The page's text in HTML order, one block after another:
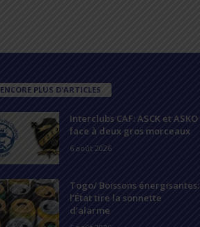
ENCORE PLUS D'ARTICLES
Interclubs CAF: ASCK et ASKO
face à deux gros morceaux
6 août 2026
Togo/ Boissons énergisantes:
l’État tire la sonnette
d’alarme